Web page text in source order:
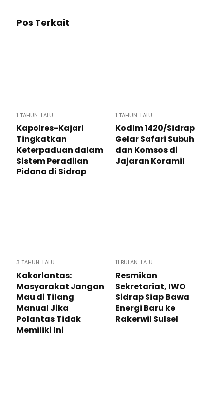
Pos Terkait
1 TAHUN LALU
Kapolres-Kajari
Tingkatkan
Keterpaduan dalam
Sistem Peradilan
Pidana di Sidrap
1 TAHUN LALU
Kodim 1420/Sidrap
Gelar Safari Subuh
dan Komsos di
Jajaran Koramil
3 TAHUN LALU
Kakorlantas:
Masyarakat Jangan
Mau di Tilang
Manual Jika
Polantas Tidak
Memiliki Ini
11 BULAN LALU
Resmikan
Sekretariat, IWO
Sidrap Siap Bawa
Energi Baru ke
Rakerwil Sulsel